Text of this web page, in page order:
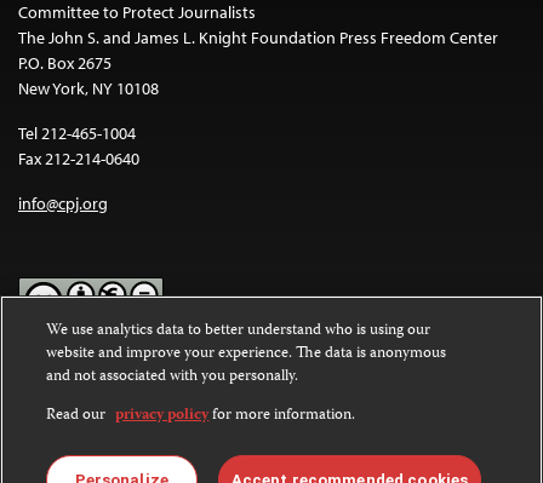
Committee to Protect Journalists
The John S. and James L. Knight Foundation Press Freedom Center
P.O. Box 2675
New York, NY 10108
Tel 212-465-1004
Fax 212-214-0640
info@cpj.org
Except where noted, text on this website is licensed under a
Commons Attribution-NonCommercial-NoDerivatives 4.0
International License.
Images and other media are not covered by the Creative Commons
We use analytics data to better understand who is using our
website and improve your experience. The data is anonymous
and not associated with you personally.
Read our privacy policyfor more information.